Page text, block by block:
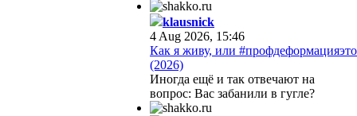
klausnick
4 Aug 2026, 15:46
Как я живу, или #профдеформацияэто
(2026)
Иногда ещё и так отвечают на
вопрос: Вас забанили в гугле?